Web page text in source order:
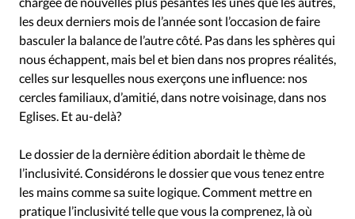
les deux derniers mois de l’année sont l’occasion de faire
basculer la balance de l’autre côté. Pas dans les sphères qui
nous échappent, mais bel et bien dans nos propres réalités,
celles sur lesquelles nous exerçons une influence: nos
cercles familiaux, d’amitié, dans notre voisinage, dans nos
Eglises. Et au-delà?
Le dossier de la dernière édition abordait le thème de
l’inclusivité. Considérons le dossier que vous tenez entre
les mains comme sa suite logique. Comment mettre en
pratique l’inclusivité telle que vous la comprenez, là où